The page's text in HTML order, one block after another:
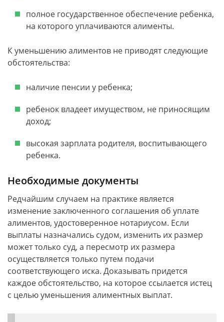
полное государственное обеспечение ребенка,
на которого уплачиваются алименты.
К уменьшению алиментов не приводят следующие
обстоятельства:
наличие пенсии у ребенка;
ребенок владеет имуществом, не приносящим
доход;
высокая зарплата родителя, воспитывающего
ребенка.
Необходимые документы
Редчайшим случаем на практике является
изменение заключенного соглашения об уплате
алиментов, удостоверенное нотариусом. Если
выплаты назначались судом, изменить их размер
может только суд, а пересмотр их размера
осуществляется только путем подачи
соответствующего иска. Доказывать придется
каждое обстоятельство, на которое ссылается истец
с целью уменьшения алиментных выплат.